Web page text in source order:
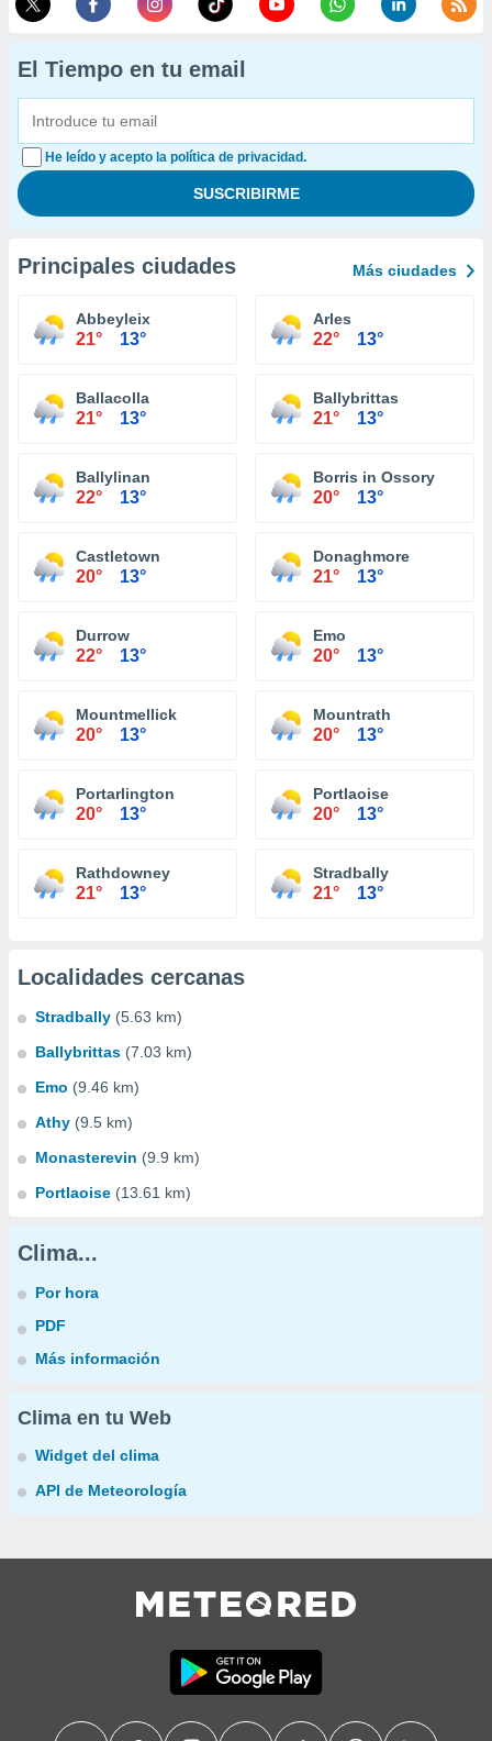
El Tiempo en tu email
He leído y acepto la política de privacidad.
Principales ciudades Más ciudades
Abbeyleix
21° 13°
Arles
22° 13°
Ballacolla
21° 13°
Ballybrittas
21° 13°
Ballylinan
22° 13°
Borris in Ossory
20° 13°
Castletown
20° 13°
Donaghmore
21° 13°
Durrow
22° 13°
Emo
20° 13°
Mountmellick
20° 13°
Mountrath
20° 13°
Portarlington
20° 13°
Portlaoise
20° 13°
Rathdowney
21° 13°
Stradbally
21° 13°
Localidades cercanas
Stradbally (5.63 km)
Ballybrittas (7.03 km)
Emo (9.46 km)
Athy (9.5 km)
Monasterevin (9.9 km)
Portlaoise (13.61 km)
Clima...
Por hora
PDF
Más información
Clima en tu Web
Widget del clima
API de Meteorología